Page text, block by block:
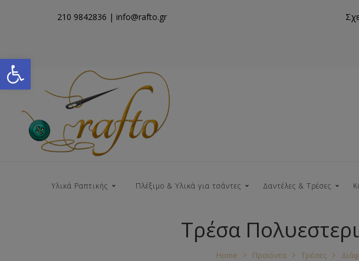
Open toolbar
210 9842836 | info@rafto.gr
Υλικά Ραπτικής Πλέξιμο & Υλικά για τσάντες
Νήματα για Τσάντες Κουμπώματα
Δαντέλες & Τρέσες
Βαμβακερές
Τρέσα
Home Προϊόντα Τρέσες